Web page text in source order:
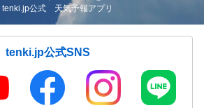
tenki.jp公式 天気予報アプリ
tenki.jp公式SNS